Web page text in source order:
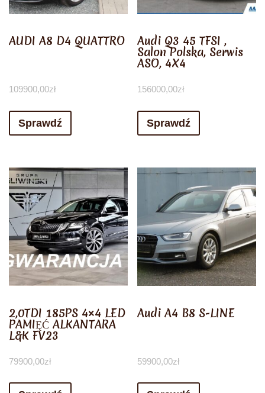
AUDI A8 D4 QUATTRO
109900,00zł
Sprawdź
Audi Q3 45 TFSI ,
Salon Polska, Serwis
ASO, 4X4
156000,00zł
Sprawdź
2,0TDI 185PS 4×4 LED
PAMIĘĆ ALKANTARA
L&K FV23
79900,00zł
Audi A4 B8 S-LINE
59900,00zł